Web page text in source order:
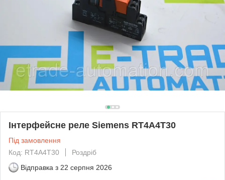
Інтерфейсне реле Siemens RT4A4T30
Під замовлення
Код: RT4A4T30
Роздріб
Відправка з 22 серпня 2026